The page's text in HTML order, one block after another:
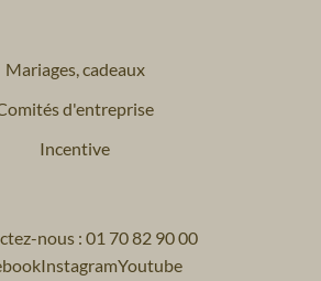
Mariages, cadeaux
d'entreprise
Incentive
nous : 01 70 82 90 00
InstagramYoutube